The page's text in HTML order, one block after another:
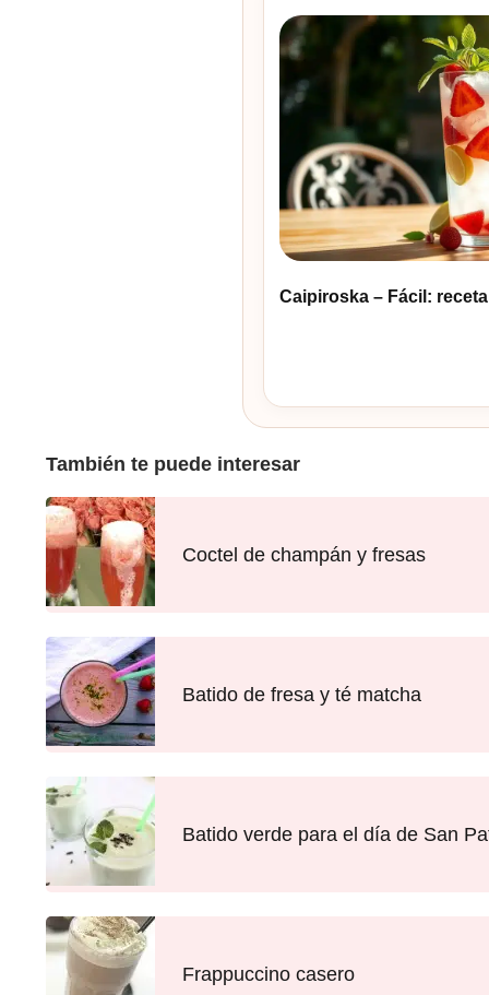
Caipiroska – Fácil:
También te puede interesar
Coctel de champán y fresas
Batido de fresa y té matcha
Batido verde para el día de San
Frappuccino casero